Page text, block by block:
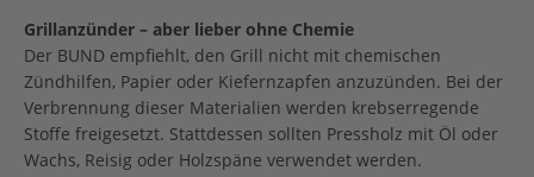
Grillanzünder – aber lieber ohne Chemie
Der BUND empfiehlt, den Grill nicht mit chemischen
Zündhilfen, Papier oder Kiefernzapfen anzuzünden. Bei der
Verbrennung dieser Materialien werden krebserregende
Stoffe freigesetzt. Stattdessen sollten Pressholz mit Öl oder
Wachs, Reisig oder Holzspäne verwendet werden.